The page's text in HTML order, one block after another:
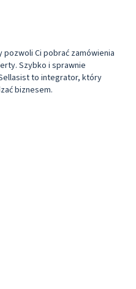
Ci pobrać zamówienia
Szybko i sprawnie
to integrator, który
biznesem.